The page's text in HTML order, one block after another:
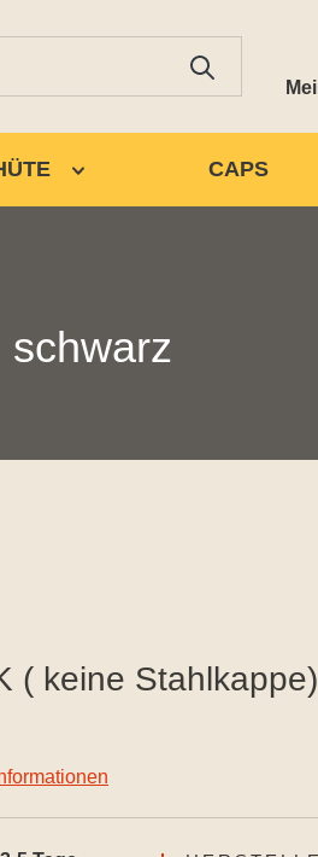
CAPS
schwarz
( keine